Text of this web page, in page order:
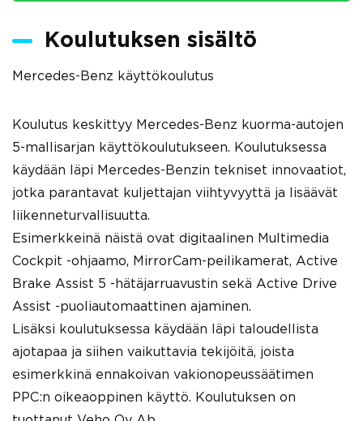
Koulutuksen sisältö
Mercedes-Benz käyttökoulutus
Koulutus keskittyy Mercedes-Benz kuorma-autojen
5-mallisarjan käyttökoulutukseen. Koulutuksessa
käydään läpi Mercedes-Benzin tekniset innovaatiot,
jotka parantavat kuljettajan viihtyvyyttä ja lisäävät
liikenneturvallisuutta.
Esimerkkeinä näistä ovat digitaalinen Multimedia
Cockpit -ohjaamo, MirrorCam-peilikamerat, Active
Brake Assist 5 -hätäjarruavustin sekä Active Drive
Assist -puoliautomaattinen ajaminen.
Lisäksi koulutuksessa käydään läpi taloudellista
ajotapaa ja siihen vaikuttavia tekijöitä, joista
esimerkkinä ennakoivan vakionopeussäätimen
PPC:n oikeaoppinen käyttö. Koulutuksen on